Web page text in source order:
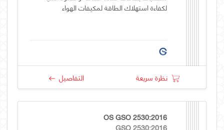
لكفاءة استهلاك الطاقة لمكيفات الهواء
نظرة سريعة التفاصيل
OS GSO 2530:2016
GSO 2530:2016